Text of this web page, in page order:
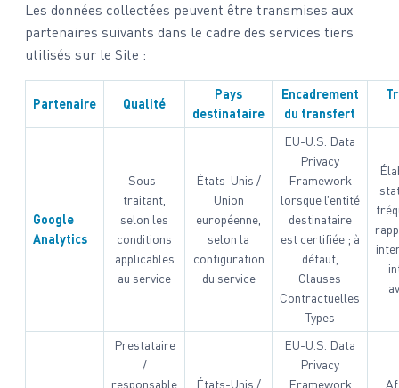
Les données collectées peuvent être transmises aux
partenaires suivants dans le cadre des services tiers
utilisés sur le Site :
Partenaire Qualité
Pays
destinataire
Encadrement
du transfert
Google
Analytics
Sous-
traitant,
selon les
conditions
applicables
au service
États-Unis /
Union
européenne,
selon la
configuration
du service
EU-U.S. Data
Privacy
Framework
lorsque l’entité
destinataire
est certifiée ; à
défaut,
Clauses
Contractuelles
Types
Prestataire
/
responsable
États-Unis /
EU-U.S. Data
Privacy
Framework